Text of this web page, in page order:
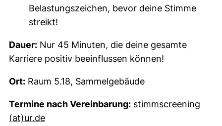
Belastungszeichen, bevor deine Stimme
streikt!
Dauer: Nur 45 Minuten, die deine gesamte
Karriere positiv beeinflussen können!
Ort: Raum 5.18, Sammelgebäude
Termine nach Vereinbarung: stimmscreening​
(at)​ur.de(öffnet Ihr E-Mail-Programm)